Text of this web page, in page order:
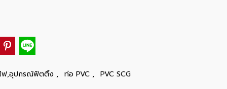
ฟ,อุปกรณ์ฟิตติ้ง , ท่อ PVC , PVC SCG